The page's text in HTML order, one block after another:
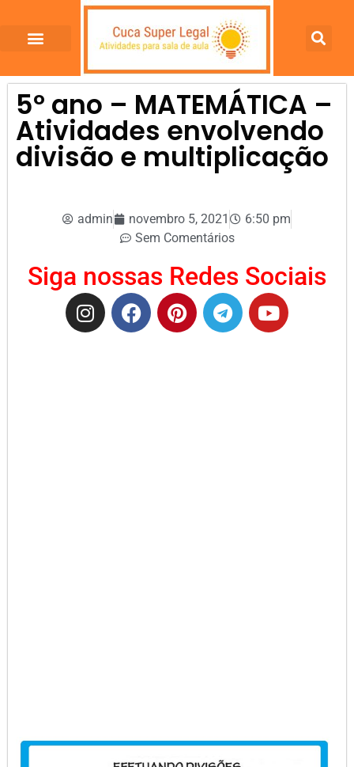
5º ano – MATEMÁTICA –
Atividades envolvendo
divisão e multiplicação
admin novembro 5, 2021
6:50 pm
Sem Comentários
Siga nossas Redes Sociais